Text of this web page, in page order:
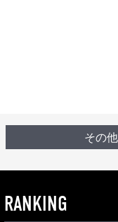
その
RANKING